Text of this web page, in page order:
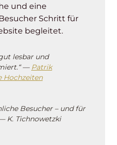
und eine
Schritt für
begleitet.
lesbar und
— Patrik
Hochzeiten
Besucher – und für
K. Tichnowetzki